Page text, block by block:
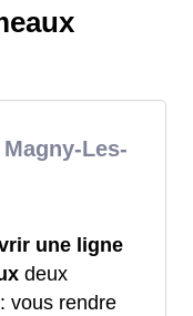
Les-
une ligne
deux
vous rendre